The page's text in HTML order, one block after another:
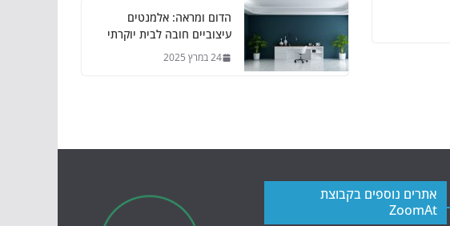
הדום ומראה: אלמנטים
עיצוביים חובה לבית יוקרתי
24 במרץ 2025
אתרים נוספים בקבוצת
ZoomAt